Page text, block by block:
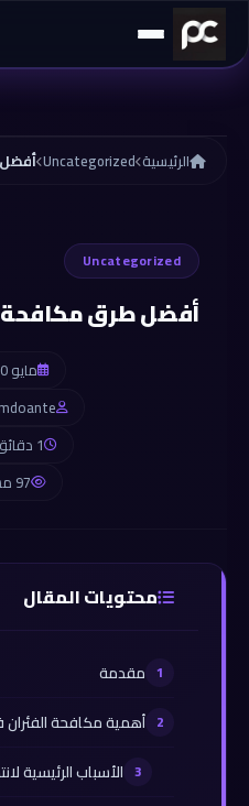
تخطي إلى المحتوى
الرئيسية Uncategorized
Uncategorized
أفضل طرق مكافحة
مايو 30, 2026
1 دقائق للقراءة
97 مشاهدة
محتويات المقال
مقدمة
أهمية مكافحة
الأسباب الرئيسية